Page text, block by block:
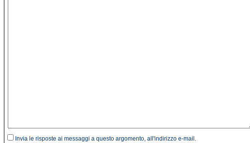
Invia le risposte ai messaggi a questo argomento, all'indirizzo e-mail.